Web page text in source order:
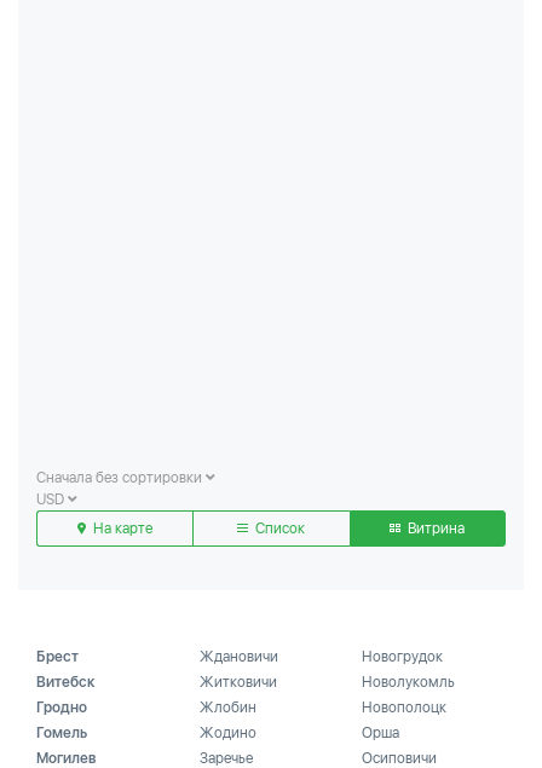
Сначала без сортировки
USD
На карте
Список Витрина
Брест
Витебск
Гродно
Гомель
Могилев
Ждановичи
Житковичи
Жлобин
Жодино
Заречье
Новогрудок
Новолукомль
Новополоцк
Орша
Осиповичи